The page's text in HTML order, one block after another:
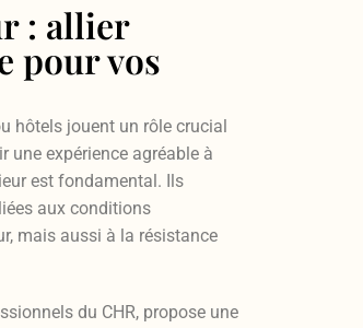
: allier
pour vos
hôtels jouent un rôle crucial
une expérience agréable à
est fondamental. Ils
aux conditions
mais aussi à la résistance
du CHR, propose une